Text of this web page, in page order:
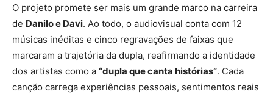
O projeto promete ser mais um grande marco na carreira
de Danilo e Davi. Ao todo, o audiovisual conta com 12
músicas inéditas e cinco regravações de faixas que
marcaram a trajetória da dupla, reafirmando a identidade
dos artistas como a “dupla que canta histórias”. Cada
canção carrega experiências pessoais, sentimentos reais